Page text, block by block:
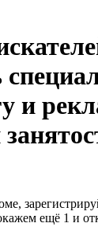
и
ещё 1 и